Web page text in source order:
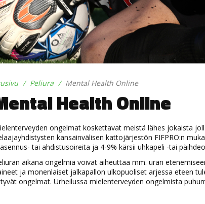
Peliura Mental Health Online
Health Online
ongelmat koskettavat meistä lähes jokaista
kansainvälisen kattojärjestön FIFPRO:n
tai ahdistusoireita ja 4-9% kärsii uhkapeli -tai
aikana ongelmia voivat aiheuttaa mm. uran
ja monenlaiset jalkapallon ulkopuoliset arjessa eteen
ongelmat. Urheilussa mielenterveyden ongelmista